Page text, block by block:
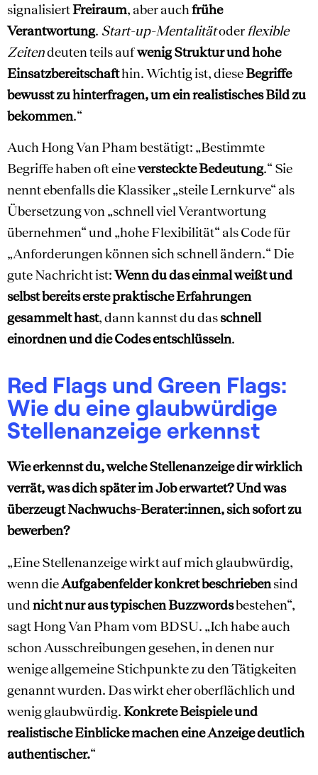
signalisiertFreiraum, aber auchfrühe
Verantwortung. Start-up-Mentalitätoder flexible
Zeitendeuten teils aufwenig Struktur und hohe
Einsatzbereitschafthin. Wichtig ist, dieseBegriffe
bewusst zu hinterfragen, um ein realistisches Bild zu
bekommen.“
Auch Hong Van Pham bestätigt: „Bestimmte
Begriffe haben oft eineversteckte Bedeutung.“ Sie
nennt ebenfalls die Klassiker „steile Lernkurve“ als
Übersetzung von „schnell viel Verantwortung
übernehmen“ und „hohe Flexibilität“ als Code für
„Anforderungen können sich schnell ändern.“ Die
gute Nachricht ist:Wenn du das einmal weißt und
selbst bereits erste praktische Erfahrungen
gesammelt hast, dann kannst du dasschnell
einordnen und die Codes entschlüsseln.
Red Flags und Green Flags:
Wie du eine glaubwürdige
Stellenanzeige erkennst
Wie erkennst du, welche Stellenanzeige dir wirklich
verrät, was dich später im Job erwartet? Und was
überzeugt Nachwuchs-Berater:innen, sich sofort zu
bewerben?
„Eine Stellenanzeige wirkt auf mich glaubwürdig,
wenn dieAufgabenfelder konkret beschriebensind
undnicht nur aus typischen Buzzwordsbestehen“,
sagt Hong Van Pham vom BDSU. „Ich habe auch
schon Ausschreibungen gesehen, in denen nur
wenige allgemeine Stichpunkte zu den Tätigkeiten
genannt wurden. Das wirkt eher oberflächlich und
wenig glaubwürdig.Konkrete Beispiele und
realistische Einblicke machen eine Anzeige deutlich
authentischer.“